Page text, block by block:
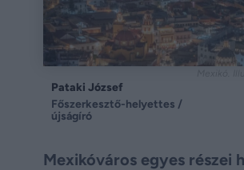
Pataki József
Főszerkesztő-helyettes /
újságíró
Mexikóváros egyes részei